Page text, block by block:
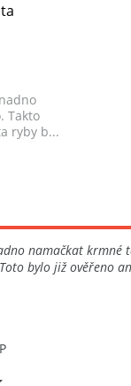
Takto
ryby b...
namačkat
bylo již ověřeno